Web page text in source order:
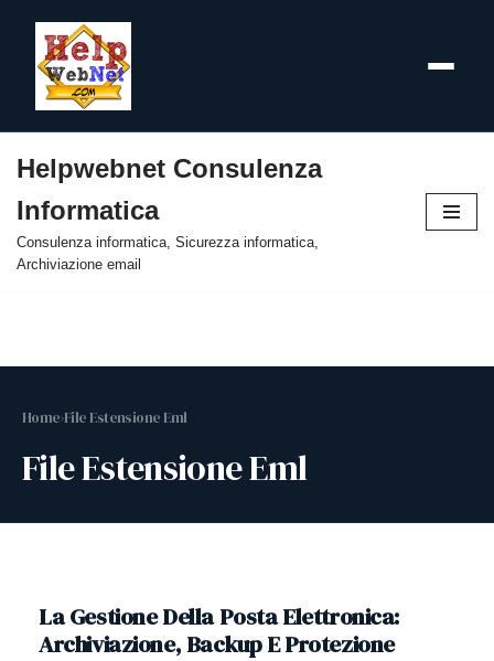
al
contenuto
Helpwebnet Consulenza
Informatica
Consulenza informatica, Sicurezza informatica,
Archiviazione email
Home›File Estensione Eml
File Estensione Eml
La Gestione Della Posta Elettronica:
Archiviazione, Backup E Protezione